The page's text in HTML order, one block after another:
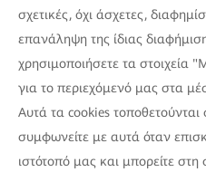
σχετικές, όχι άσχετες,
επανάληψη της ίδιας
χρησιμοποιήσετε τα στοιχεία
για το περιεχόμενό μας στα
Αυτά τα cookies
συμφωνείτε με αυτά όταν
ιστότοπό μας και μπορείτε